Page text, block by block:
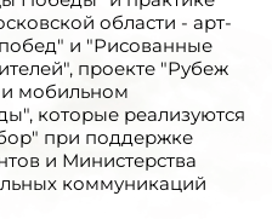
области - арт-
и "Рисованные
проекте "Рубеж
мобильном
которые реализуются
при поддержке
и Министерства
коммуникаций